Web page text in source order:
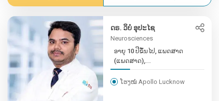
ດຣ. ວິບໍ ອຸປະໄຊ
Neurosciences
ອາຍຸ 10 ປີຂຶ້ນໄປ, ແພດສາດ
(ແພດສາດ),...
ໂຮງໝໍ Apollo Lucknow